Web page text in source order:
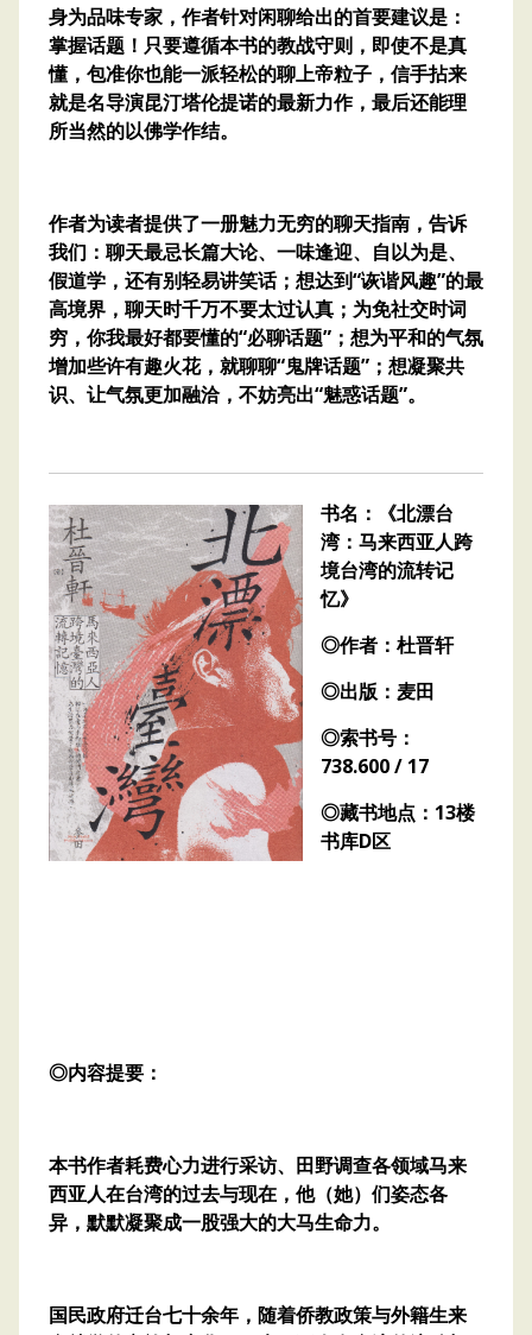
身为品味专家，作者针对闲聊给出的首要建议是：
掌握话题！只要遵循本书的教战守则，即使不是真
懂，包准你也能一派轻松的聊上帝粒子，信手拈来
就是名导演昆汀塔伦提诺的最新力作，最后还能理
所当然的以佛学作结。
作者为读者提供了一册魅力无穷的聊天指南，告诉
我们：聊天最忌长篇大论、一味逢迎、自以为是、
假道学，还有别轻易讲笑话；想达到“诙谐风趣”的最
高境界，聊天时千万不要太过认真；为免社交时词
穷，你我最好都要懂的“必聊话题”；想为平和的气氛
增加些许有趣火花，就聊聊“鬼牌话题”；想凝聚共
识、让气氛更加融洽，不妨亮出“魅惑话题”。
书名：《北漂台
湾：马来西亚人跨
境台湾的流转记
忆》
◎作者：杜晋轩
◎出版：麦田
◎索书号：
738.600 / 17
◎藏书地点：13楼
书库D区
◎内容提要：
本书作者耗费心力进行采访、田野调查各领域马来
西亚人在台湾的过去与现在，他（她）们姿态各
异，默默凝聚成一股强大的大马生命力。
国民政府迁台七十余年，随着侨教政策与外籍生来